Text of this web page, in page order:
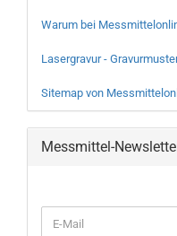
Warum bei
Lasergravur -
Sitemap von
Messmittel-
ZUR
E-